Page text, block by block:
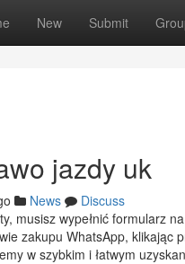
New Submit
jazdy uk
News
Discuss
musisz wypełnić formularz
zakupu WhatsApp,
w szybkim i łatwym